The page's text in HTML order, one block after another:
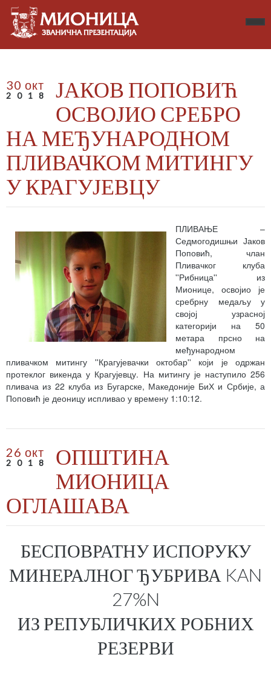
30 окт
2018
ЈАКОВ ПОПОВИЋ
ОСВОЈИО СРЕБРО
НА МЕЂУНАРОДНОМ
ПЛИВАЧКОМ МИТИНГУ
У КРАГУЈЕВЦУ
ПЛИВАЊЕ –
Седмогодишњи Јаков
Поповић, члан
Пливачког клуба
''Рибница'' из
Мионице, освојио је
сребрну медаљу у
својој узрасној
категорији на 50
метара прсно на
међународном
пливачком митингу ''Крагујевачки октобар'' који је одржан
протеклог викенда у Крагујевцу. На митингу је наступило 256
пливача из 22 клуба из Бугарске, Македоније БиХ и Србије, а
Поповић је деоницу испливао у времену 1:10:12.
26 окт
2018
ОПШТИНА
МИОНИЦА
ОГЛАШАВА
БЕСПОВРАТНУ ИСПОРУКУ
МИНЕРАЛНОГ ЂУБРИВА KAN
27%N
ИЗ РЕПУБЛИЧКИХ РОБНИХ
РЕЗЕРВИ